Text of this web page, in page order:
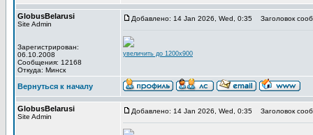
GlobusBelarusi
Site Admin
Зарегистрирован:
06.10.2008
Сообщения: 12168
Откуда: Минск
Добавлено: 14 Jan 2026, Wed, 0:35 Заголовок
увеличить до 1200x900
Вернуться к началу
GlobusBelarusi
Site Admin
Добавлено: 14 Jan 2026, Wed, 0:35 Заголовок